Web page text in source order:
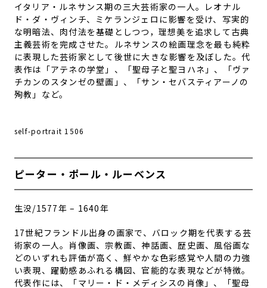
イタリア・ルネサンス期の三大芸術家の一人。レオナル
ド・ダ・ヴィンチ、ミケランジェロに影響を受け、写実的
な明暗法、肉付法を基礎としつつ，理想美を追求して古典
主義芸術を完成させた。ルネサンスの絵画理念を最も純粋
に表現した芸術家として後世に大きな影響を及ぼした。代
表作は「アテネの学堂」、「聖母子と聖ヨハネ」、「ヴァ
チカンのスタンゼの壁画」、「サン・セバスティアーノの
殉教」など。
self-portrait 1506
ピーター・ポール・ルーベンス
生没/1577年 – 1640年
17世紀フランドル出身の画家で、バロック期を代表する芸
術家の一人。肖像画、宗教画、神話画、歴史画、風俗画な
どのいずれも評価が高く、鮮やかな色彩感覚や人間の力強
い表現、躍動感あふれる構図、官能的な表現などが特徴。
代表作には、「マリー・ド・メディシスの肖像」、「聖母